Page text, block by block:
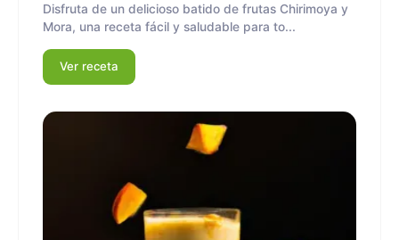
Disfruta de un delicioso batido de frutas Chirimoya y
Mora, una receta fácil y saludable para to...
Ver receta